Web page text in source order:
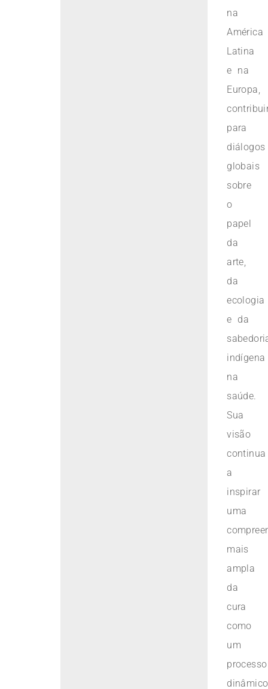
na
América
Latina
e na
Europa,
para
diálogos
globais
sobre
o
papel
da
arte,
da
ecologia
e da
indígena
na
saúde.
Sua
visão
continua
a
inspirar
uma
mais
ampla
da
cura
como
um
processo